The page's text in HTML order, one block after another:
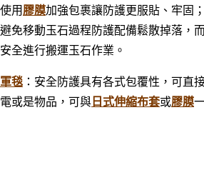
使用 膠膜加強包裹讓防護更服貼、牢固
避免移動玉石過程防護配備鬆散掉落 ，
安全進行搬運玉石作業。
軍毯 ：安全防護具有各式包覆性，可直
電或是物品，可與 日式伸縮布套或膠膜